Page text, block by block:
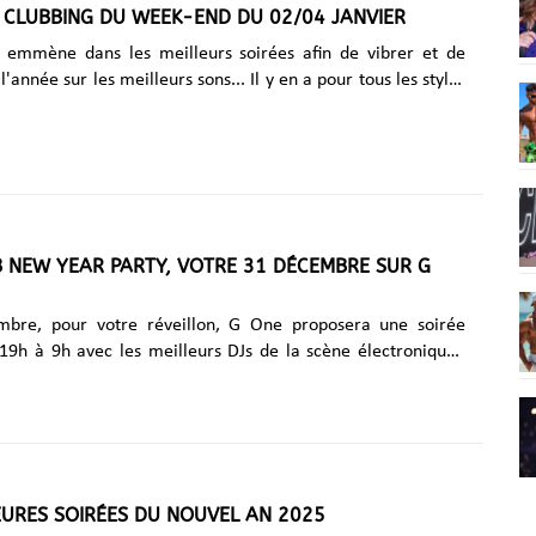
CLUBBING DU WEEK-END DU 02/04 JANVIER
emmène dans les meilleurs soirées afin de vibrer et de
sur les meilleurs sons... Il y en a pour tous les styles
Radio est partenaire de
GUMP au Klubber (Nice) Samedi matin ce sera DJ......
NEW YEAR PARTY, VOTRE 31 DÉCEMBRE SUR G
pour votre réveillon, G One proposera une soirée
à 9h avec les meilleurs DJs de la scène électronique.
à toutes et à tous et joyeuses fêtes sur G One. Ecoutez
sur GONERADIO.com , sur......
SOIRÉES DU NOUVEL AN 2025